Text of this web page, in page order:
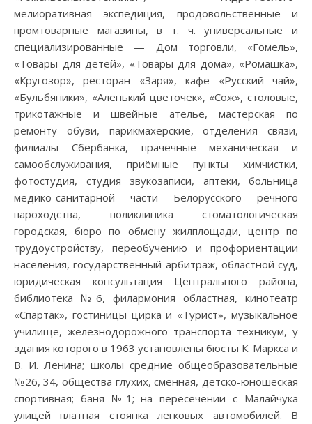
мелиоративная экспедиция, продовольственные и
промтоварные магазины, в т. ч. универсальные и
специализированные — Дом торговли, «Гомель»,
«Товары для детей», «Товары для дома», «Ромашка»,
«Кругозор», ресторан «Заря», кафе «Русский чай»,
«Бульбяники», «Аленький цветочек», «Сож», столовые,
трикотажные и швейные ателье, мастерская по
ремонту обуви, парикмахерские, отделения связи,
филиалы Сбербанка, прачечные механическая и
самообслуживания, приёмные пункты химчистки,
фотостудия, студия звукозаписи, аптеки, больница
медико-санитарной части Белорусского речного
пароходства, поликлиника стоматологическая
городская, бюро по обмену жилплощади, центр по
трудоустройству, переобучению и профориентации
населения, государственный арбитраж, областной суд,
юридическая консультация Центрального района,
библиотека №6, филармония областная, кинотеатр
«Спартак», гостиницы цирка и «Турист», музыкальное
училище, железнодорожного транспорта техникум, у
здания которого в 1963 установлены бюсты К. Маркса и
В. И. Ленина; школы средние общеобразовательные
№26, 34, общества глухих, сменная, детско-юношеская
спортивная; баня №1; на пересечении с Малайчука
улицей платная стоянка легковых автомобилей. В